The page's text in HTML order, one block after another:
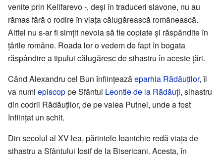
venite prin Kelifarevo -, deși în traduceri slavone, nu au
rămas fără o rodire în viața călugărească românească.
Altfel nu s-ar fi simțit nevoia să fie copiate și răspândite în
țările române. Roada lor o vedem de fapt în bogata
răspândire a tipului călugăresc de sihastru în aceste țări.
Când Alexandru cel Bun înființeazăeparhia Rădăuților, îl
va numi episcoppe Sfântul Leontie de la Rădăuți, sihastru
din codrii Rădăuților, de pe valea Putnei, unde a fost
înființat un schit.
Din secolul al XV-lea, părintele Ioanichie redă viața de
sihastru a Sfântului Iosif de la Bisericani. Acesta, în